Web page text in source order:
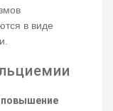
в виде
повышение